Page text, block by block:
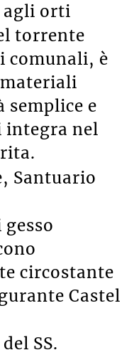
agli orti
torrente
comunali, è
e
integra nel
Santuario
circostante
Castel
SS.